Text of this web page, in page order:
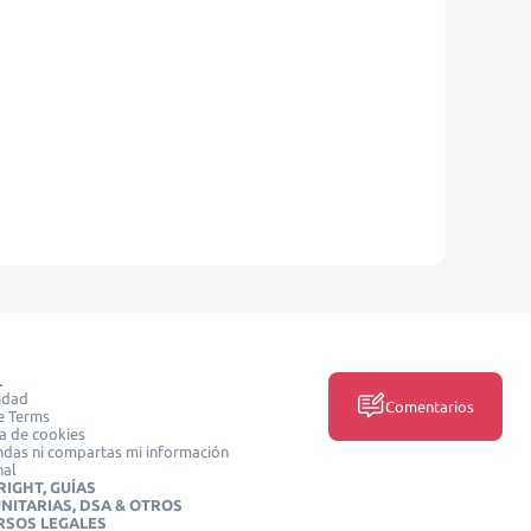
Terms
de cookies
ni compartas mi información
GUÍAS
DSA & OTROS
LEGALES
Comentarios